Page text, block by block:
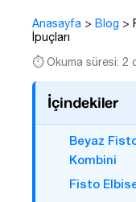
Anasayfa > Blog >
İpuçları
⏱️ Okuma süresi: 2
İçindekiler
Beyaz
Kombini
Fisto